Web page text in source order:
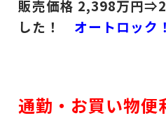
販売価格 2,398万円
した！
オートロック！
通勤・お買い物